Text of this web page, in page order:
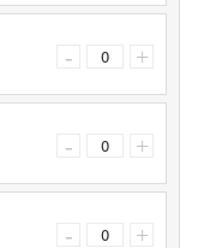
- +
- +
- +